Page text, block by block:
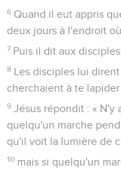
6 Quand il eut appris
deux jours à l'endroit
7 Puis il dit aux
8 Les disciples lui
cherchaient à te
9 Jésus répondit : « N'y
quelqu'un marche
qu'il voit la lumière de
10 mais si quelqu'un